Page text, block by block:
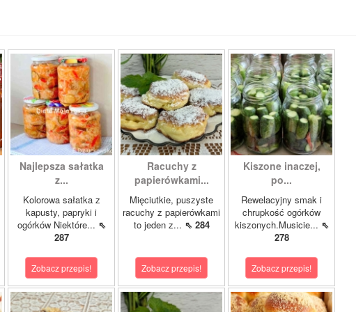
Najlepsza sałatka
z...
Kolorowa sałatka z
kapusty, papryki i
ogórków Niektóre... ⇖
287
Zobacz przepis!
Racuchy z
papierówkami...
Mięciutkie, puszyste
racuchy z papierówkami
to jeden z... ⇖ 284
Zobacz przepis!
Kiszone inaczej,
po...
Rewelacyjny smak i
chrupkość ogórków
kiszonych.Musicie... ⇖
278
Zobacz przepis!